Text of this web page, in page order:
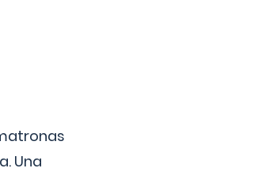
Una